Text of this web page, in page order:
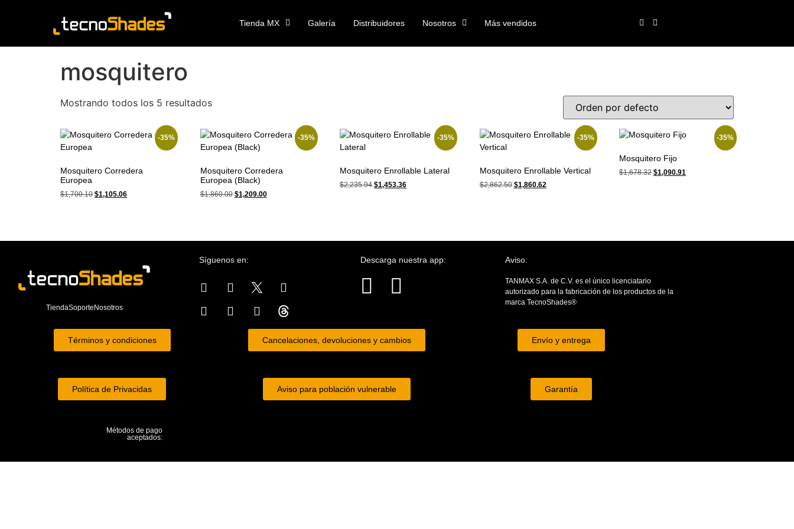
Tienda MX Galería Distribuidores Nosotros Más vendidos
Haz clic aquí
mosquitero
Mostrando todos los 5 resultados
-35%
Mosquitero Corredera
Europea
$1,700.10 $1,105.06
-35%
Mosquitero Corredera
Europea (Black)
$1,860.00 $1,209.00
-35%
Mosquitero Enrollable Lateral
$2,235.94 $1,453.36
-35%
Mosquitero Enrollable Vertical
$2,862.50 $1,860.62
-35%
Mosquitero Fijo
$1,678.32 $1,090.91
TiendaSoporte Nosotros
Síguenos en: Descarga nuestra app: Aviso:
TANMAX S.A. de C.V. es el único licenciatario
autorizado para la fabricación de los productos de la
marca TecnoShades®
Términos y condiciones Cancelaciones, devoluciones y cambios Envío y entrega
Política de Privacidas Aviso para población vulnerable Garantía
Métodos de pago
aceptados: